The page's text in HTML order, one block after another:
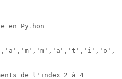
en Python
de l'index 2 à 4